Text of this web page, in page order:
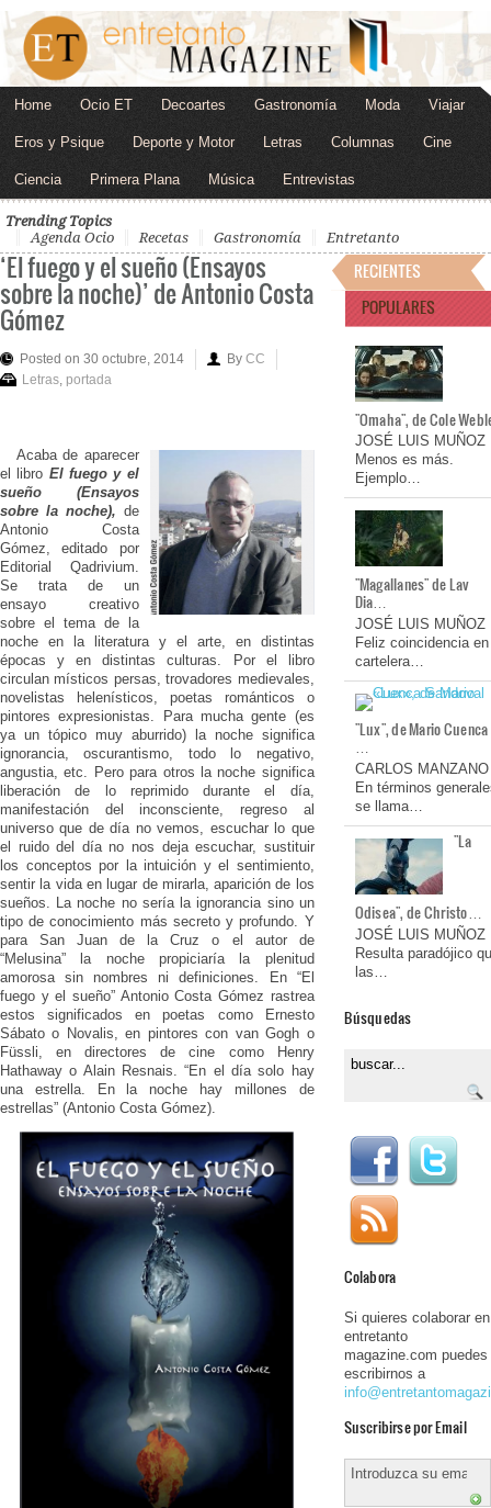
Home Ocio ET Decoartes Gastronomía Moda Viajar
Eros y Psique Deporte y Motor Letras Columnas Cine
Ciencia Primera Plana Música Entrevistas
Trending Topics
Agenda Ocio
Recetas Gastronomía Entretanto
‘El fuego y el sueño (Ensayos
sobre la noche)’ de Antonio Costa
Gómez
Posted on 30 octubre, 2014 By CC
Letras portada
Acaba de aparecer
el libro El fuego y el
sueño (Ensayos
sobre la noche), de
Antonio Costa
Gómez, editado por
Editorial Qadrivium.
Se trata de un
ensayo creativo
sobre el tema de la
noche en la literatura y el arte, en distintas
épocas y en distintas culturas. Por el libro
circulan místicos persas, trovadores medievales,
novelistas helenísticos, poetas románticos o
pintores expresionistas. Para mucha gente (es
ya un tópico muy aburrido) la noche significa
ignorancia, oscurantismo, todo lo negativo,
angustia, etc. Pero para otros la noche significa
liberación de lo reprimido durante el día,
manifestación del inconsciente, regreso al
universo que de día no vemos, escuchar lo que
el ruido del día no nos deja escuchar, sustituir
los conceptos por la intuición y el sentimiento,
sentir la vida en lugar de mirarla, aparición de los
sueños. La noche no sería la ignorancia sino un
tipo de conocimiento más secreto y profundo. Y
para San Juan de la Cruz o el autor de
“Melusina” la noche propiciaría la plenitud
amorosa sin nombres ni definiciones. En “El
fuego y el sueño” Antonio Costa Gómez rastrea
estos significados en poetas como Ernesto
Sábato o Novalis, en pintores con van Gogh o
Füssli, en directores de cine como Henry
Hathaway o Alain Resnais. “En el día solo hay
una estrella. En la noche hay millones de
estrellas” (Antonio Costa Gómez).
RECIENTES
POPULARES
"Omaha", de Cole
JOSÉ LUIS MUÑOZ
Menos es más.
Ejemplo…
"Magallanes" de Lav
Dia…
JOSÉ LUIS MUÑOZ
Feliz coincidencia en
cartelera…
"Lux", de Mario Cuenca
…
CARLOS MANZANO
En términos
se llama…
"La
Odisea", de Christo…
JOSÉ LUIS MUÑOZ
Resulta paradójico
las…
Búsquedas
Colabora
Si quieres colaborar en
entretanto
magazine.com puedes
escribirnos a
Suscribirse por Email